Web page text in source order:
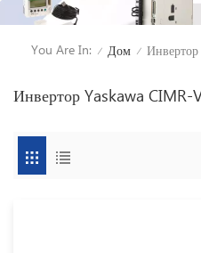
You Are In: / Дом /
Инвертор Yaskawa CIMR-